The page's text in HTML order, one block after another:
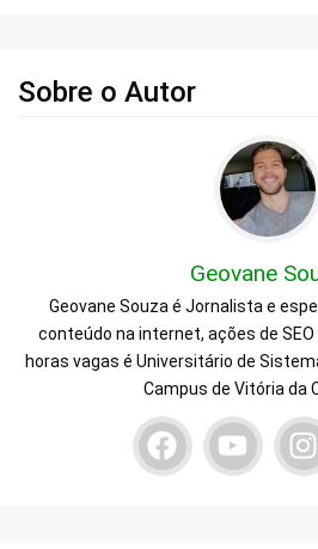
Sobre o Autor
Geovane
Geovane Souza é Jornalista e
conteúdo na internet, ações de
horas vagas é Universitário de
Campus de Vitória da